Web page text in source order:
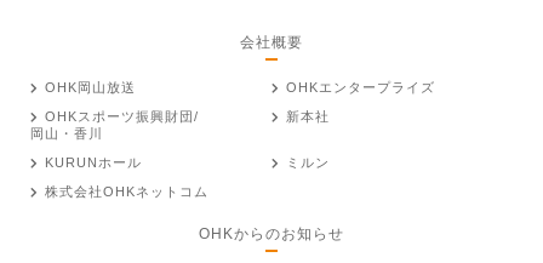
会社概要
OHK岡山放送
OHKエンタープライズ
OHKスポーツ振興財団/
岡山・香川
新本社
KURUNホール
ミルン
株式会社OHKネットコム
OHKからのお知らせ